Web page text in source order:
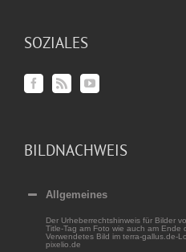
SOZIALES
BILDNACHWEIS
Allgemeines
Der Urheberrechtshinweis für Bilder
Title-Tag am Foto wie auch am Ende
Verwendetes Bild im terra-gallus.de-
pixelio.de